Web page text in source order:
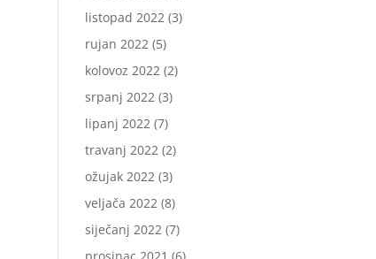
listopad 2022 (3)
rujan 2022 (5)
kolovoz 2022 (2)
srpanj 2022 (3)
lipanj 2022 (7)
travanj 2022 (2)
ožujak 2022 (3)
veljača 2022 (8)
siječanj 2022 (7)